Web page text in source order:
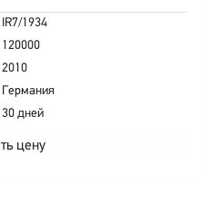
IR7/1934
120000
2010
Германия
30 дней
цену